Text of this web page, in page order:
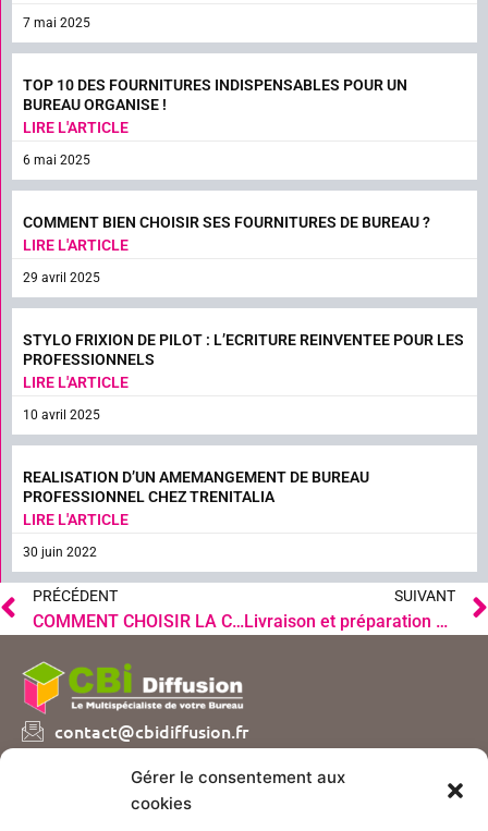
Gérer le consentement aux
cookies
7 mai 2025
TOP 10 DES FOURNITURES INDISPENSABLES POUR UN
BUREAU ORGANISE !
LIRE L'ARTICLE
6 mai 2025
COMMENT BIEN CHOISIR SES FOURNITURES DE BUREAU ?
LIRE L'ARTICLE
29 avril 2025
STYLO FRIXION DE PILOT : L’ECRITURE REINVENTEE POUR LES
PROFESSIONNELS
LIRE L'ARTICLE
10 avril 2025
REALISATION D’UN AMEMANGEMENT DE BUREAU
PROFESSIONNEL CHEZ TRENITALIA
LIRE L'ARTICLE
30 juin 2022
Précédent
PRÉCÉDENT
COMMENT CHOISIR LA CHAISE DE BUREAU IDEALE POUR UN CONFORT OPTIMAL AU QUOTIDIEN ?
SUIVANT
Livraison et préparation de commandes bureautique près de Lyon
contact@cbidiffusion.fr
Parc d’entreprises Visionis
01090 GUEREINS